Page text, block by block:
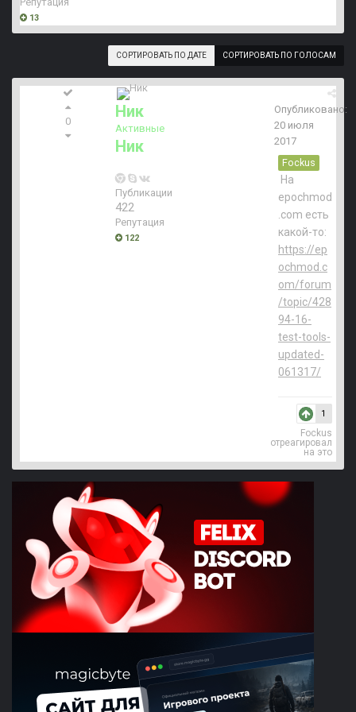
13
СОРТИРОВАТЬ ПО ГОЛОСАМ
СОРТИРОВАТЬ ПО ДАТЕ
0
Ник
Активные
Ник
Публикации
422
Репутация
122
Опубликовано:
20 июля
2017
Fockus
На
epochmod
.com есть
какой-то:
https://ep
ochmod.c
om/forum
/topic/428
94-16-
test-tools-
updated-
061317/
1
Fockus
отреагировал
на это